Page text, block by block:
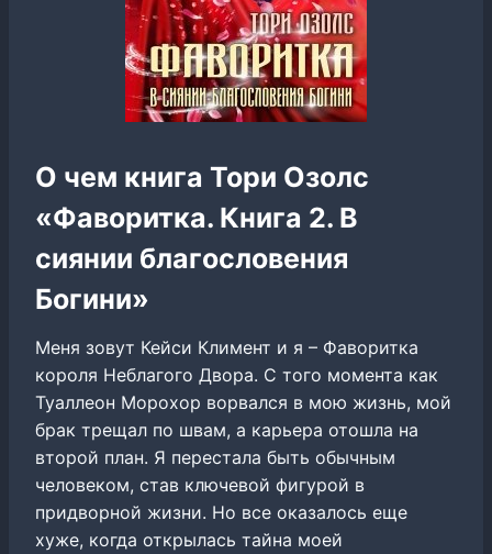
О чем книга Тори Озолс
«Фаворитка. Книга 2. В
сиянии благословения
Богини»
Меня зовут Кейси Климент и я – Фаворитка
короля Неблагого Двора. С того момента как
Туаллеон Морохор ворвался в мою жизнь, мой
брак трещал по швам, а карьера отошла на
второй план. Я перестала быть обычным
человеком, став ключевой фигурой в
придворной жизни. Но все оказалось еще
хуже, когда открылась тайна моей